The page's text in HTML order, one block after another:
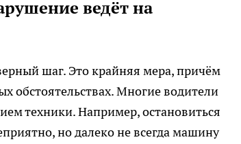
ведёт на
шаг. Это крайняя мера, причём
обстоятельствах. Многие водители
техники. Например, остановиться
но далеко не всегда машину